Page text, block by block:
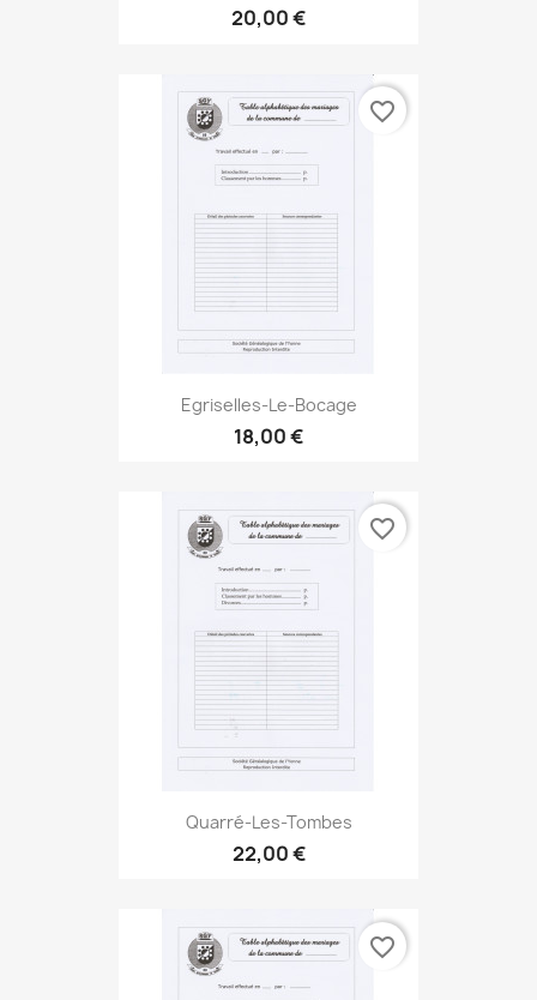
20,00 €
Egriselles-Le-Bocage
18,00 €
favorite_border
Quarré-Les-Tombes
22,00 €
favorite_border
favorite_border